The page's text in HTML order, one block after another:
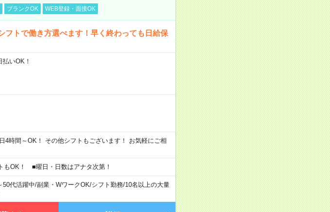
ブランクOK WEB登録・面接OK
フトで働き方選べます！早く終わっても日給保
いOK！
4時間～OK！ その他シフトもございます！ お気軽にご相
OK！ ■曜日・日数はアナタ次第！
50代活躍中/副業・WワークOK/シフト勤務/10名以上の大量